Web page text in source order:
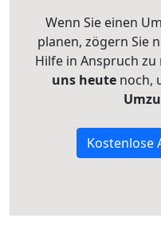
Wenn Sie einen
planen, zögern Sie
Hilfe in Anspruch zu
uns heutenoch,
Kostenlose